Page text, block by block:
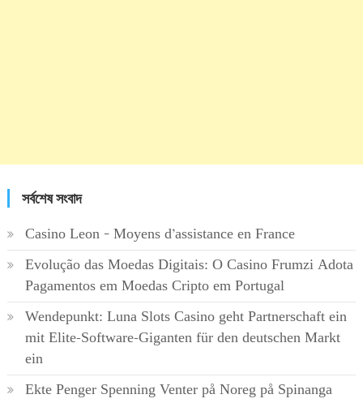
সর্বশেষ সংবাদ
Casino Leon – Moyens d’assistance en France
Evolução das Moedas Digitais: O Casino Frumzi Adota
Pagamentos em Moedas Cripto em Portugal
Wendepunkt: Luna Slots Casino geht Partnerschaft ein
mit Elite-Software-Giganten für den deutschen Markt
ein
Ekte Penger Spenning Venter på Noreg på Spinanga